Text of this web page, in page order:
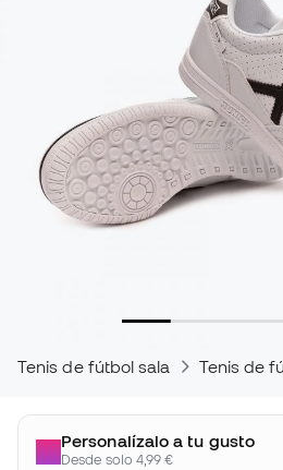
Tenis de fútbol sala Tenis de
Personalízalo a tu gusto
Desde solo 4,99 €